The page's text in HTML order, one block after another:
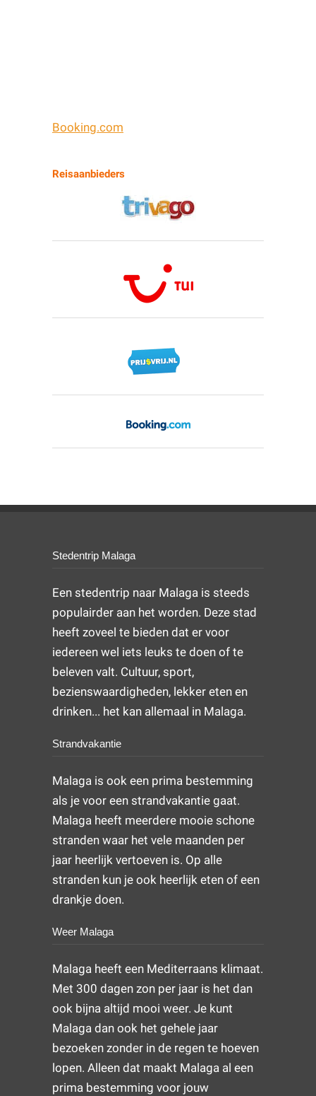
Booking.com
Reisaanbieders
Stedentrip Malaga
Een stedentrip naar Malaga is steeds
populairder aan het worden. Deze stad
heeft zoveel te bieden dat er voor
iedereen wel iets leuks te doen of te
beleven valt. Cultuur, sport,
bezienswaardigheden, lekker eten en
drinken... het kan allemaal in Malaga.
Strandvakantie
Malaga is ook een prima bestemming
als je voor een strandvakantie gaat.
Malaga heeft meerdere mooie schone
stranden waar het vele maanden per
jaar heerlijk vertoeven is. Op alle
stranden kun je ook heerlijk eten of een
drankje doen.
Weer Malaga
Malaga heeft een Mediterraans klimaat.
Met 300 dagen zon per jaar is het dan
ook bijna altijd mooi weer. Je kunt
Malaga dan ook het gehele jaar
bezoeken zonder in de regen te hoeven
lopen. Alleen dat maakt Malaga al een
prima bestemming voor jouw